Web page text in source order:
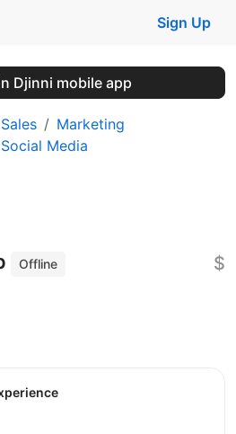
Sign Up
Djinni mobile app
Marketing
Social Media
Offline
$